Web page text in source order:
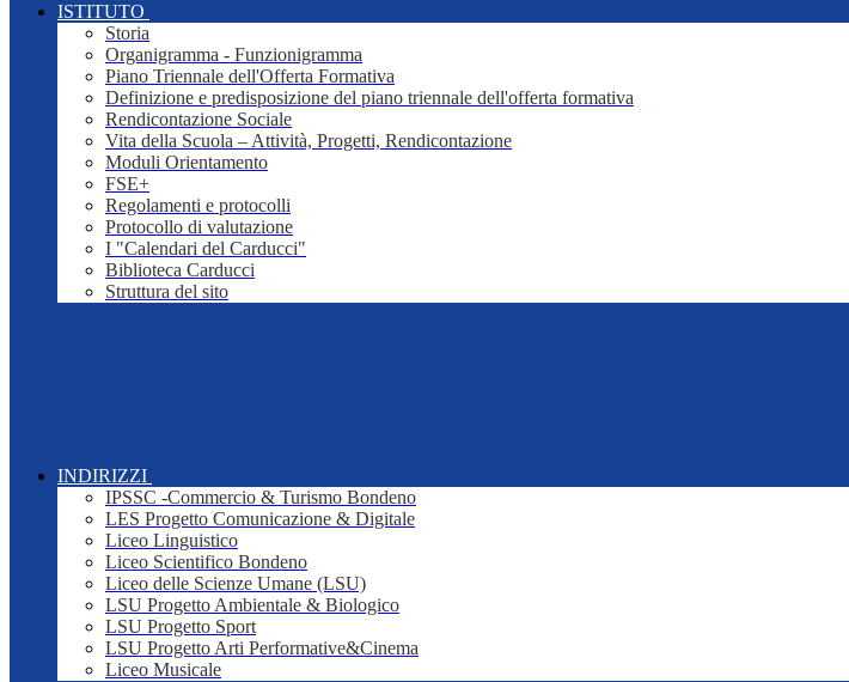
ISTITUTO
Storia
Organigramma - Funzionigramma
Piano Triennale dell'Offerta Formativa
Definizione e predisposizione del piano triennale dell'offerta formativa
Rendicontazione Sociale
Vita della Scuola – Attività, Progetti, Rendicontazione
Moduli Orientamento
FSE+
Regolamenti e protocolli
Protocollo di valutazione
I "Calendari del Carducci"
Biblioteca Carducci
Struttura del sito
INDIRIZZI
IPSSC -Commercio & Turismo Bondeno
LES Progetto Comunicazione & Digitale
Liceo Linguistico
Liceo Scientifico Bondeno
Liceo delle Scienze Umane (LSU)
LSU Progetto Ambientale & Biologico
LSU Progetto Sport
LSU Progetto Arti Performative&Cinema
Liceo Musicale